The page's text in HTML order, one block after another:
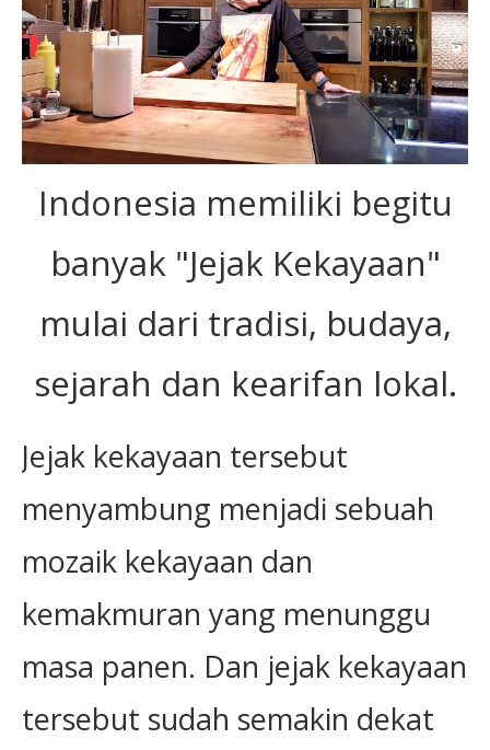
Indonesia memiliki begitu
banyak "Jejak Kekayaan"
mulai dari tradisi, budaya,
sejarah dan kearifan lokal.
Jejak kekayaan tersebut
menyambung menjadi sebuah
mozaik kekayaan dan
kemakmuran yang menunggu
masa panen. Dan jejak kekayaan
tersebut sudah semakin dekat